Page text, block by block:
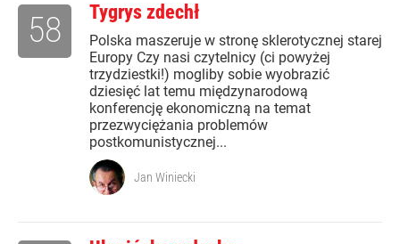
Tygrys zdechł
Polska maszeruje w stronę sklerotycznej starej
Europy Czy nasi czytelnicy (ci powyżej
trzydziestki!) mogliby sobie wyobrazić
dziesięć lat temu międzynarodową
konferencję ekonomiczną na temat
przezwyciężania problemów
postkomunistycznej...
58
Jan Winiecki